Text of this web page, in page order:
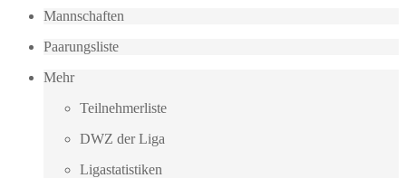
Mannschaften
Paarungsliste
Mehr
Teilnehmerliste
DWZ der Liga
Ligastatistiken